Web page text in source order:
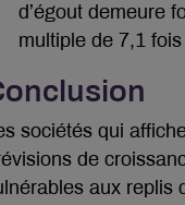
d’égout demeure
multiple de 7,1
sociétés qui
de
aux replis